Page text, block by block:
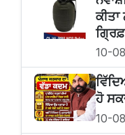
10-
ਹੋ
10-